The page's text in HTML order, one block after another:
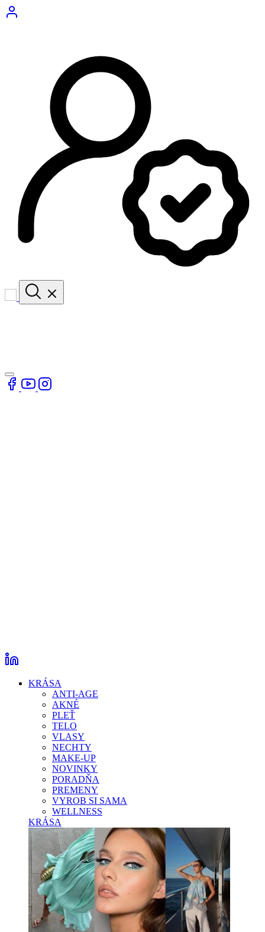
KRÁSA
ANTI-AGE
AKNÉ
PLEŤ
TELO
VLASY
NECHTY
MAKE-UP
NOVINKY
PORADŇA
PREMENY
VYROB SI SAMA
WELLNESS
KRÁSA